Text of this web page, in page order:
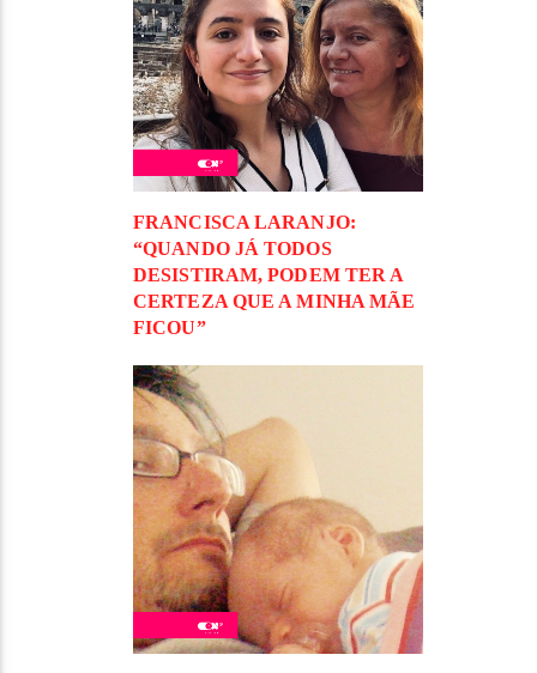
FRANCISCA LARANJO:
“QUANDO JÁ TODOS
DESISTIRAM, PODEM TER A
CERTEZA QUE A MINHA MÃE
FICOU”